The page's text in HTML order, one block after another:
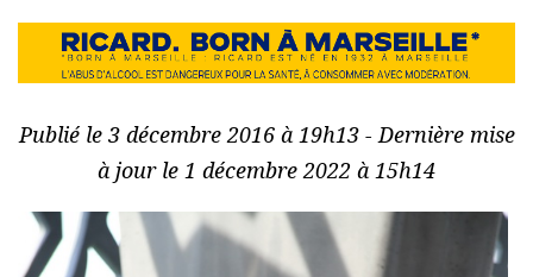
Publié le 3 décembre 2016 à 19h13 - Dernière mise
à jour le 1 décembre 2022 à 15h14